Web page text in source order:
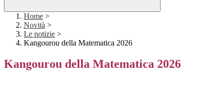
Home >
Novità >
Le notizie >
Kangourou della Matematica 2026
Kangourou della Matematica 2026